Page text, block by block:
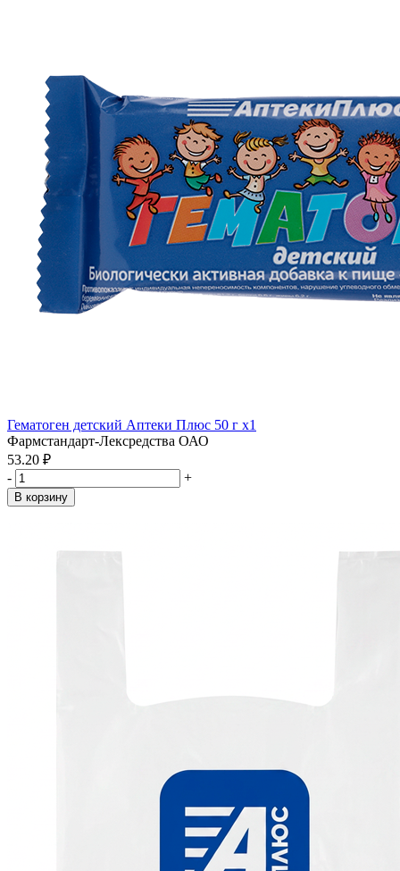
Гематоген детский Аптеки Плюс 50 г x1
Фармстандарт-Лексредства ОАО
53.20 ₽
-
+
В корзину